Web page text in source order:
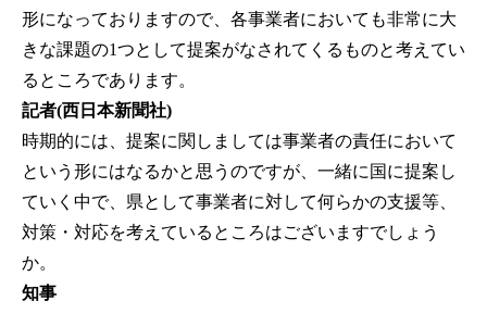
形になっておりますので、各事業者においても非常に大
きな課題の1つとして提案がなされてくるものと考えてい
るところであります。
記者(西日本新聞社)
時期的には、提案に関しましては事業者の責任において
という形にはなるかと思うのですが、一緒に国に提案し
ていく中で、県として事業者に対して何らかの支援等、
対策・対応を考えているところはございますでしょう
か。
知事